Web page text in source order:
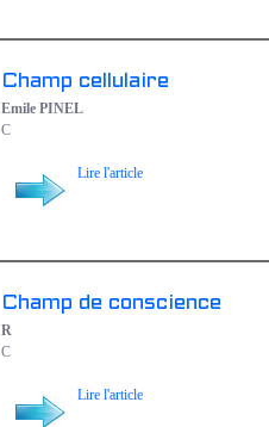
Champ cellulaire
Emile PINEL
C
Lire l'article
Champ de conscience
R
C
Lire l'article